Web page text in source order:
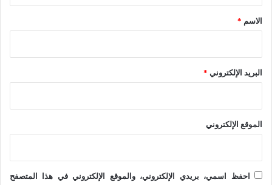
ع
ا
ب
ن
ي
ا
*الاسم *
البريد الإلكتروني *
الموقع الإلكتروني
احفظ اسمي، بريدي الإلكتروني، والموقع الإلكتروني في هذا المتصفح